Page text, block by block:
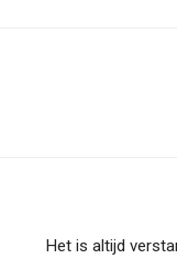
Het is altijd